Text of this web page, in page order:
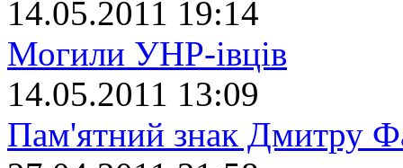
14.05.2011 19:14
Могили УНР-івців
14.05.2011 13:09
Пам'ятний знак Дмитру